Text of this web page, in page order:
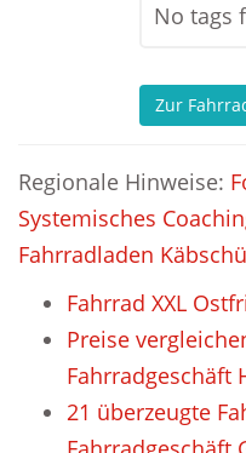
No tags
Zur
Regionale Hinweise:
Systemisches
Fahrradladen
Fahrrad XXL
Preise
Fahrradgeschäft
21 überzeugte